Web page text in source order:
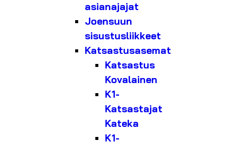
asianajajat
Joensuun
sisustusliikkeet
Katsastusasemat
Katsastus
Kovalainen
K1-
Katsastajat
Kateka
K1-